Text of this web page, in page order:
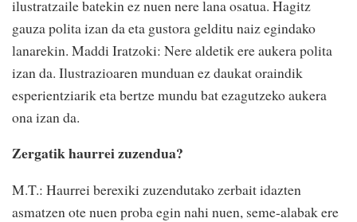
ilustratzaile batekin ez nuen nere lana osatua. Hagitz
gauza polita izan da eta gustora gelditu naiz egindako
lanarekin. Maddi Iratzoki: Nere aldetik ere aukera polita
izan da. Ilustrazioaren munduan ez daukat oraindik
esperientziarik eta bertze mundu bat ezagutzeko aukera
ona izan da.
Zergatik haurrei zuzendua?
M.T.: Haurrei berexiki zuzendutako zerbait idazten
asmatzen ote nuen proba egin nahi nuen, seme-alabak ere